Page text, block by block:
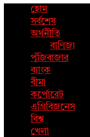
হোম
সর্বশেষ
অর্থনীতি
বাণিজ্য
পুঁজিবাজার
ব্যাংক
বীমা
কর্পোরেট
এগ্রিবিজনেস
বিশ্ব
খেলা